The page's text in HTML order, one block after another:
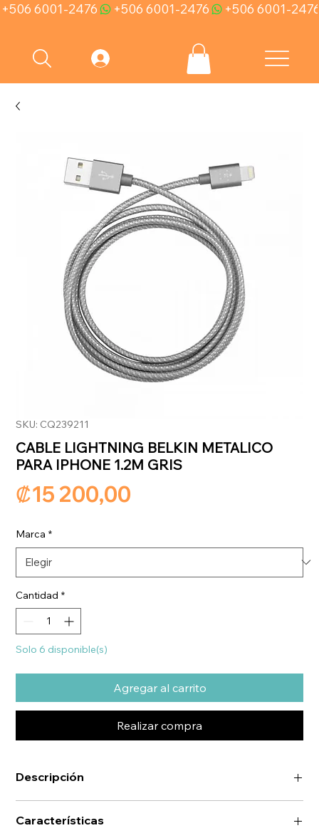
+506 6001-2476
SKU: CQ239211
CABLE LIGHTNING BELKIN METALICO
PARA IPHONE 1.2M GRIS
₡15 200,00
Marca *
Cantidad *
Solo 6 disponible(s)
Agregar al carrito
Realizar compra
Descripción
Características